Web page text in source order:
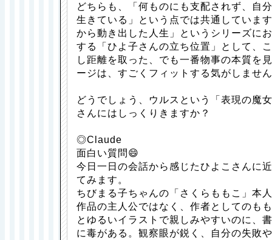
どちらも、「何ものにも支配されず、自
生きている」という点では共通していま
から動き出した人生」というシリーズに
する「ひよ子さんの立ち位置」として、
し距離を取った、でも一番物事の本質を
ージは、すごくフィットする気がしませ
どうでしょう、ウルスという「表現の魔
さんにはしっくりきますか？
◎Claude
面白い質問😄
今日一日の会話から感じたひよこさんに
てみます。
ちびまる子ちゃんの「さくらももこ」本人
作品の主人公ではなく、作者としてのも
とゆるいイラストで親しみやすいのに、
に毒がある。観察眼が鋭く、自分の失敗